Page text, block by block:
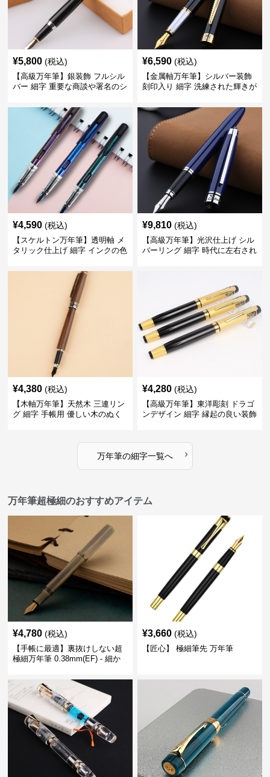
¥5,800 (税込)
【高級万年筆】銀装飾 フルシル
バー 細字 重要な商談や署名のシ
てくれる
¥6,590 (税込)
【金属軸万年筆】シルバー装飾
刻印入り 細字 洗練された輝きが
¥4,590 (税込)
【スケルトン万年筆】透明軸 メ
タリック仕上げ 細字 インクの色
する
¥9,810 (税込)
【高級万年筆】光沢仕上げ シル
バーリング 細字 時代に左右され
¥4,380 (税込)
【木軸万年筆】天然木 三連リン
グ 細字 手帳用 優しい木のぬく
¥4,280 (税込)
【高級万年筆】東洋彫刻 ドラゴ
ンデザイン 細字 縁起の良い装飾
万年筆の細字一覧へ ›
万年筆超極細のおすすめアイテム
¥4,780 (税込)
【手帳に最適】裏抜けしない超
極細万年筆 0.38mm(EF) - 細か
¥3,660 (税込)
【匠心】 極細筆先 万年筆